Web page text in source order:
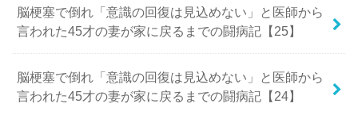
脳梗塞で倒れ「意識の回復は見込めない」と医師から
言われた45才の妻が家に戻るまでの闘病記【25】
脳梗塞で倒れ「意識の回復は見込めない」と医師から
言われた45才の妻が家に戻るまでの闘病記【24】